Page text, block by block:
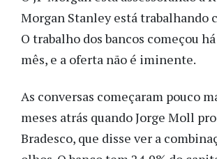
Morgan Stanley está trabalhando
O trabalho dos bancos começou
mês, e a oferta não é iminente.
As conversas começaram pouco
meses atrás quando Jorge Moll
Bradesco, que disse ver a